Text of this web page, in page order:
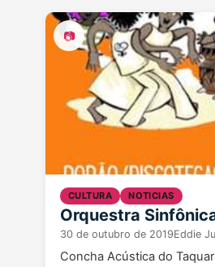
📷
CULTURA NOTICIAS
Orquestra
30 de outubro de 2019Eddie
Concha Acústica do